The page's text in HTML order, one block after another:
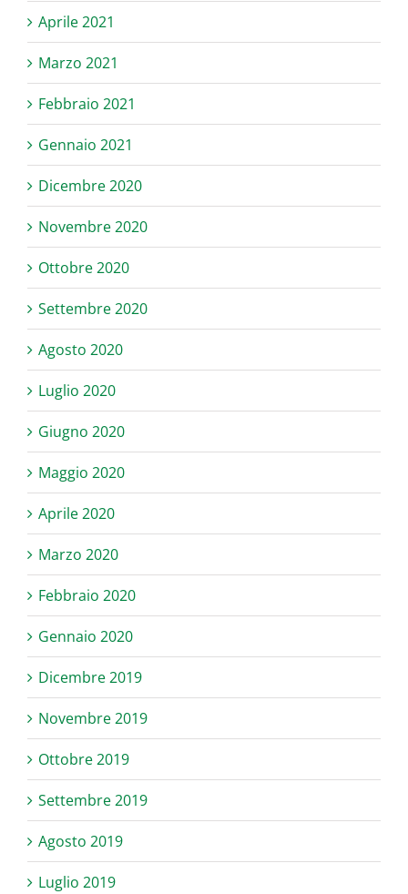
Aprile 2021
Marzo 2021
Febbraio 2021
Gennaio 2021
Dicembre 2020
Novembre 2020
Ottobre 2020
Settembre 2020
Agosto 2020
Luglio 2020
Giugno 2020
Maggio 2020
Aprile 2020
Marzo 2020
Febbraio 2020
Gennaio 2020
Dicembre 2019
Novembre 2019
Ottobre 2019
Settembre 2019
Agosto 2019
Luglio 2019